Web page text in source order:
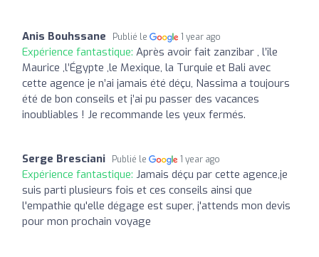
Anis Bouhssane Publié le 1 year ago
Expérience fantastique: Après avoir fait zanzibar , l’île
Maurice ,l’Égypte ,le Mexique, la Turquie et Bali avec
cette agence je n’ai jamais été déçu, Nassima a toujours
été de bon conseils et j’ai pu passer des vacances
inoubliables ! Je recommande les yeux fermés.
Serge Bresciani Publié le 1 year ago
Expérience fantastique: Jamais déçu par cette agence,je
suis parti plusieurs fois et ces conseils ainsi que
l'empathie qu'elle dégage est super, j'attends mon devis
pour mon prochain voyage